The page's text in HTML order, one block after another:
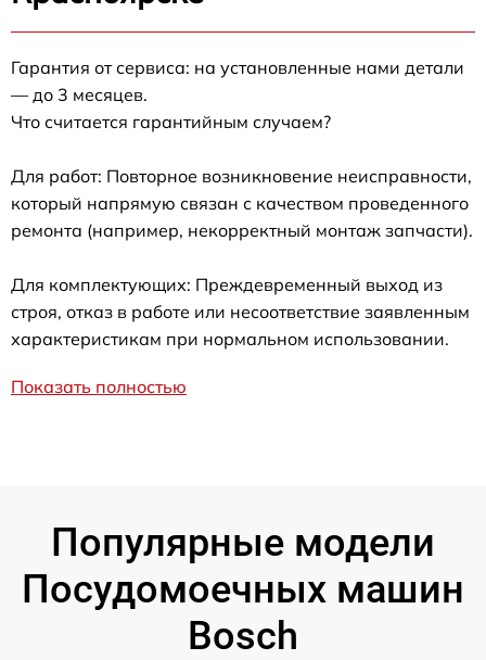
Гарантия от сервиса: на установленные нами детали
— до 3 месяцев.
Что считается гарантийным случаем?
Для работ: Повторное возникновение неисправности,
который напрямую связан с качеством проведенного
ремонта (например, некорректный монтаж запчасти).
Для комплектующих: Преждевременный выход из
строя, отказ в работе или несоответствие заявленным
характеристикам при нормальном использовании.
Показать полностью
Популярные модели
Посудомоечных машин
Bosch